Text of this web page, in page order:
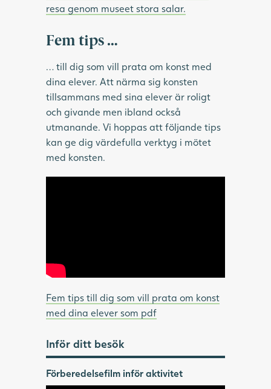
resa genom museet stora salar.
Fem tips …
… till dig som vill prata om konst med
dina elever. Att närma sig konsten
tillsammans med sina elever är roligt
och givande men ibland också
utmanande. Vi hoppas att följande tips
kan ge dig värdefulla verktyg i mötet
med konsten.
Fem tips till dig som vill prata om konst
med dina elever som pdf
Inför ditt besök
Förberedelsefilm inför aktivitet